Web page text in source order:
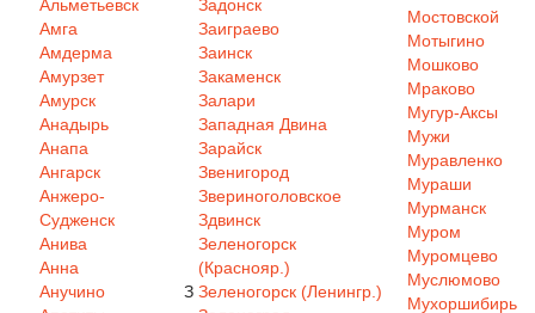
Альметьевск
Амга
Амдерма
Амурзет
Амурск
Анадырь
Анапа
Ангарск
Анжеро-
Судженск
Анива
Анна
Анучино
З
Задонск
Заиграево
Заинск
Закаменск
Залари
Западная Двина
Зарайск
Звенигород
Звериноголовское
Здвинск
Зеленогорск
(Краснояр.)
Зеленогорск (Ленингр.)
Мостовской
Мотыгино
Мошково
Мраково
Мугур-Аксы
Мужи
Муравленко
Мураши
Мурманск
Муром
Муромцево
Муслюмово
Мухоршибирь